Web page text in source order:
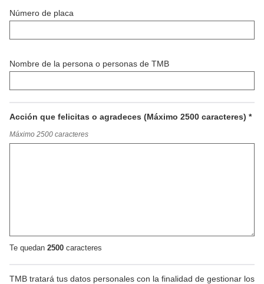
Número de placa
Nombre de la persona o personas de TMB
Acción que felicitas o agradeces (Máximo 2500 caracteres) *
A
c
i
Máximo 2500 caracteres
Te quedan 2500 caracteres
TMB tratará tus datos personales con la finalidad de gestionar los